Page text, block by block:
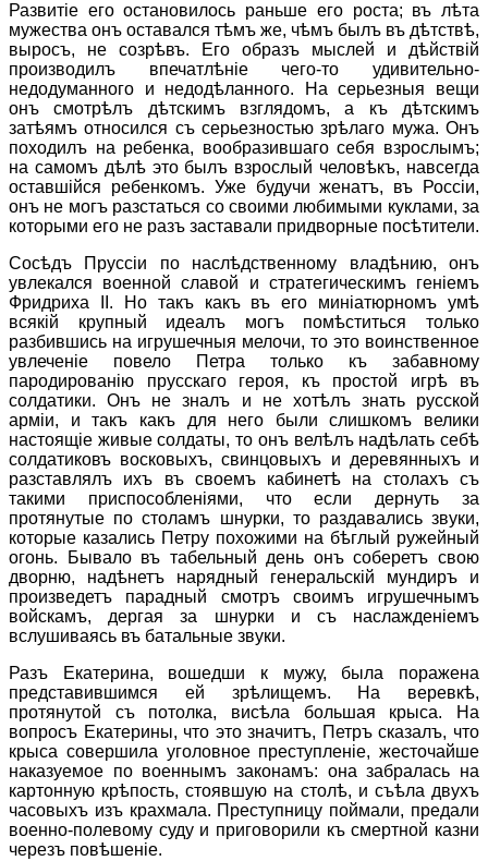
Развитiе его остановилось раньше его роста; въ лѣта
мужества онъ оставался тѣмъ же, чѣмъ былъ въ дѣтствѣ,
выросъ, не созрѣвъ. Его образъ мыслей и дѣйствiй
производилъ впечатлѣнiе чего-то удивительно-
недодуманного и недодѣланного. На серьезныя вещи
онъ смотрѣлъ дѣтскимъ взглядомъ, а къ дѣтскимъ
затѣямъ относился съ серьезностью зрѣлаго мужа. Онъ
походилъ на ребенка, вообразившаго себя взрослымъ;
на самомъ дѣлѣ это былъ взрослый человѣкъ, навсегда
оставшiйся ребенкомъ. Уже будучи женатъ, въ Россiи,
онъ не могъ разстаться со своими любимыми куклами, за
которыми его не разъ заставали придворные посѣтители.
Сосѣдъ Пруссiи по наслѣдственному владѣнию, онъ
увлекался военной славой и стратегическимъ генiемъ
Фридриха II. Но такъ какъ въ его минiатюрномъ умѣ
всякiй крупный идеалъ могъ помѣститься только
разбившись на игрушечныя мелочи, то это воинственное
увлеченiе повело Петра только къ забавному
пародированiю прусскаго героя, къ простой игрѣ въ
солдатики. Онъ не зналъ и не хотѣлъ знать русской
армiи, и такъ какъ для него были слишкомъ велики
настоящiе живые солдаты, то онъ велѣлъ надѣлать себѣ
солдатиковъ восковыхъ, свинцовыхъ и деревянныхъ и
разставлялъ ихъ въ своемъ кабинетѣ на столахъ съ
такими приспособленiями, что если дернуть за
протянутые по столамъ шнурки, то раздавались звуки,
которые казались Петру похожими на бѣглый ружейный
огонь. Бывало въ табельный день онъ соберетъ свою
дворню, надѣнетъ нарядный генеральскiй мундиръ и
произведетъ парадный смотръ своимъ игрушечнымъ
войскамъ, дергая за шнурки и съ наслажденiемъ
вслушиваясь въ батальные звуки.
Разъ Екатерина, вошедши к мужу, была поражена
представившимся ей зрѣлищемъ. На веревкѣ,
протянутой съ потолка, висѣла большая крыса. На
вопросъ Екатерины, что это значитъ, Петръ сказалъ, что
крыса совершила уголовное преступленiе, жесточайше
наказуемое по военнымъ законамъ: она забралась на
картонную крѣпость, стоявшую на столѣ, и съѣла двухъ
часовыхъ изъ крахмала. Преступницу поймали, предали
военно-полевому суду и приговорили къ смертной казни
черезъ повѣшенiе.